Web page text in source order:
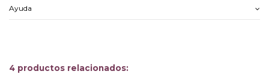
Ayuda
4 productos relacionados: